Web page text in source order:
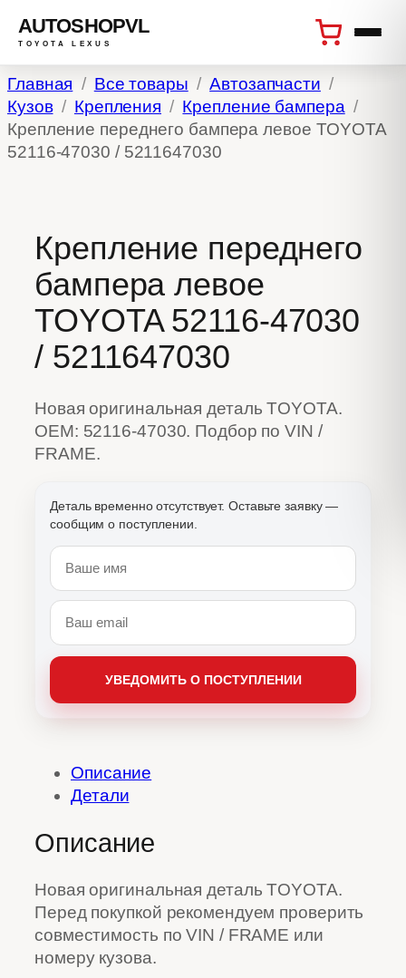
Перейти
к
содержимому
AUTOSHOPVL
TOYOTA LEXUS
Главная Все товары
Автозапчасти
Кузов
Крепления
Крепление бампера
Крепление переднего бампера левое TOYOTA
52116-47030 / 5211647030
Крепление переднего
бампера левое
TOYOTA 52116-47030
/ 5211647030
Новая оригинальная деталь TOYOTA.
OEM: 52116-47030. Подбор по VIN /
FRAME.
Описание
Детали
Описание
Новая оригинальная деталь TOYOTA.
Перед покупкой рекомендуем проверить
совместимость по VIN / FRAME или
номеру кузова.